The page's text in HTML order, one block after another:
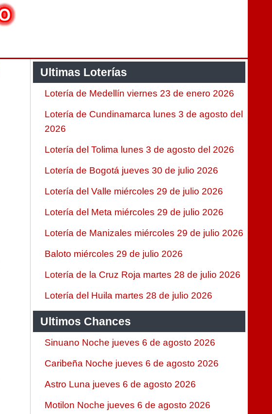
Ultimas Loterías
Lotería de Medellín viernes 23 de enero 2026
Lotería de Cundinamarca lunes 3 de agosto del
2026
Lotería del Tolima lunes 3 de agosto del 2026
Lotería de Bogotá jueves 30 de julio 2026
Lotería del Valle miércoles 29 de julio 2026
Lotería del Meta miércoles 29 de julio 2026
Lotería de Manizales miércoles 29 de julio 2026
Baloto miércoles 29 de julio 2026
Lotería de la Cruz Roja martes 28 de julio 2026
Lotería del Huila martes 28 de julio 2026
Ultimos Chances
Sinuano Noche jueves 6 de agosto 2026
Caribeña Noche jueves 6 de agosto 2026
Astro Luna jueves 6 de agosto 2026
Motilon Noche jueves 6 de agosto 2026